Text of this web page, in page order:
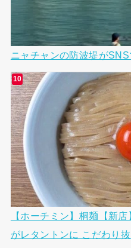
ニャチャンの防波堤が
【ホーチミン】桐麺【新
がレタントンに こだわり